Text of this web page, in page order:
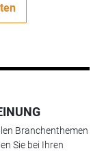
Branchenthemen
Sie bei Ihren